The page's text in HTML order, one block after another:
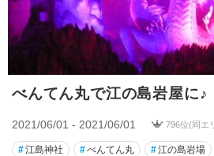
べんてん丸で江の島岩屋に♪
2021/06/01 - 2021/06/01 796位(同エ
#江島神社 #べんてん丸 #江の島岩場